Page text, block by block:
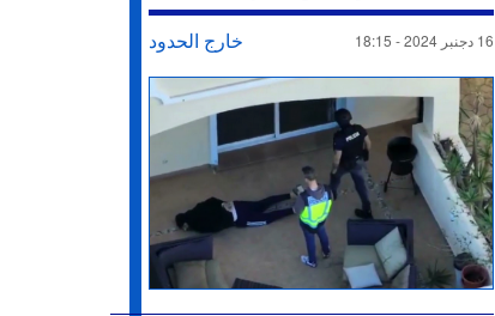
خارج الحدود 16 دجنبر 2024 - 18:15